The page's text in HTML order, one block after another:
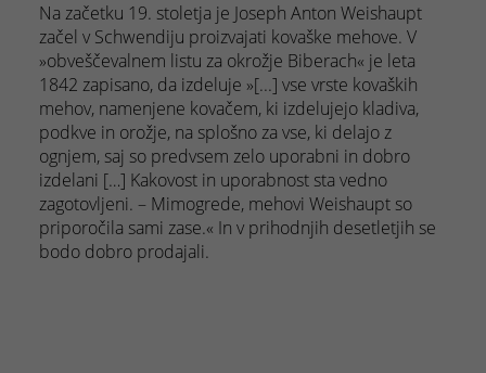
Na začetku 19. stoletja je Joseph Anton Weishaupt
začel v Schwendiju proizvajati kovaške mehove. V
»obveščevalnem listu za okrožje Biberach« je leta
1842 zapisano, da izdeluje »[...] vse vrste kovaških
mehov, namenjene kovačem, ki izdelujejo kladiva,
podkve in orožje, na splošno za vse, ki delajo z
ognjem, saj so predvsem zelo uporabni in dobro
izdelani […] Kakovost in uporabnost sta vedno
zagotovljeni. – Mimogrede, mehovi Weishaupt so
priporočila sami zase.« In v prihodnjih desetletjih se
bodo dobro prodajali.